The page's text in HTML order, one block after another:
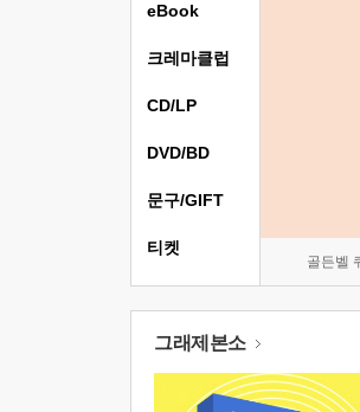
골든벨
eBook
크레마클럽
CD/LP
DVD/BD
문구/GIFT
티켓
그래제본소